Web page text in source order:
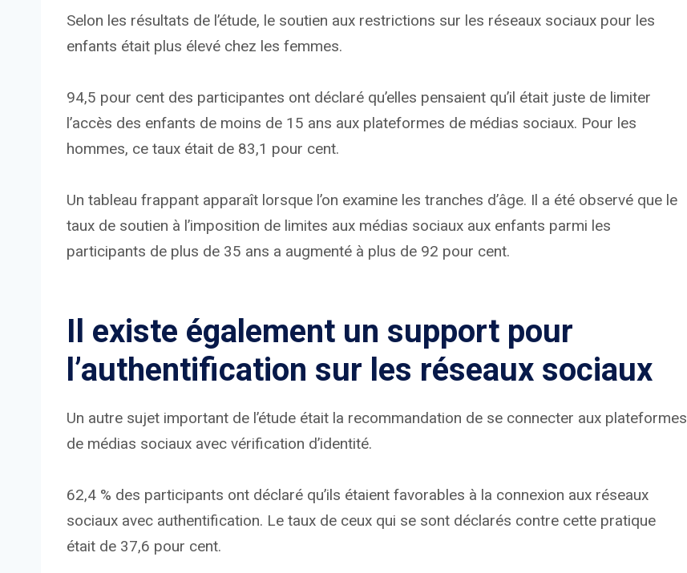
Selon les résultats de l’étude, le soutien aux restrictions sur les réseaux sociaux pour les
enfants était plus élevé chez les femmes.
94,5 pour cent des participantes ont déclaré qu’elles pensaient qu’il était juste de limiter
l’accès des enfants de moins de 15 ans aux plateformes de médias sociaux. Pour les
hommes, ce taux était de 83,1 pour cent.
Un tableau frappant apparaît lorsque l’on examine les tranches d’âge. Il a été observé que le
taux de soutien à l’imposition de limites aux médias sociaux aux enfants parmi les
participants de plus de 35 ans a augmenté à plus de 92 pour cent.
Il existe également un support pour
l’authentification sur les réseaux sociaux
Un autre sujet important de l’étude était la recommandation de se connecter aux plateformes
de médias sociaux avec vérification d’identité.
62,4 % des participants ont déclaré qu’ils étaient favorables à la connexion aux réseaux
sociaux avec authentification. Le taux de ceux qui se sont déclarés contre cette pratique
était de 37,6 pour cent.